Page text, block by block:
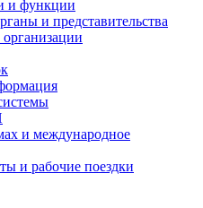
и функции
и представительства
и международное
и рабочие поездки